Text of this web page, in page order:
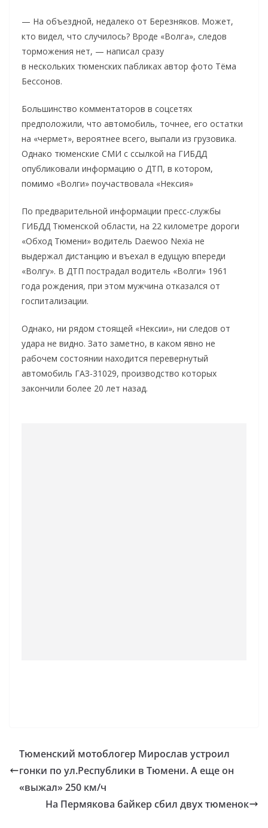
— На объездной, недалеко от Березняков. Может,
кто видел, что случилось? Вроде «Волга», следов
торможения нет, — написал сразу
в нескольких тюменских пабликах автор фото Тёма
Бессонов.
Большинство комментаторов в соцсетях
предположили, что автомобиль, точнее, его остатки
на «чермет», вероятнее всего, выпали из грузовика.
Однако тюменские СМИ с ссылкой на ГИБДД
опубликовали информацию о ДТП, в котором,
помимо «Волги» поучаствовала «Нексия»
По предварительной информации пресс-службы
ГИБДД Тюменской области, на 22 километре дороги
«Обход Тюмени» водитель Daewoo Nexia не
выдержал дистанцию и въехал в едущую впереди
«Волгу». В ДТП пострадал водитель «Волги» 1961
года рождения, при этом мужчина отказался от
госпитализации.
Однако, ни рядом стоящей «Нексии», ни следов от
удара не видно. Зато заметно, в каком явно не
рабочем состоянии находится перевернутый
автомобиль ГАЗ-31029, производство которых
закончили более 20 лет назад.
Тюменский мотоблогер Мирослав устроил
гонки по ул.Республики в Тюмени. А еще он
«выжал» 250 км/ч
На Пермякова байкер сбил двух тюменок